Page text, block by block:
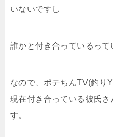
いないですし
誰かと付き合っているっ
なので、ポテちんTV(釣り
現在付き合っている彼氏
す。